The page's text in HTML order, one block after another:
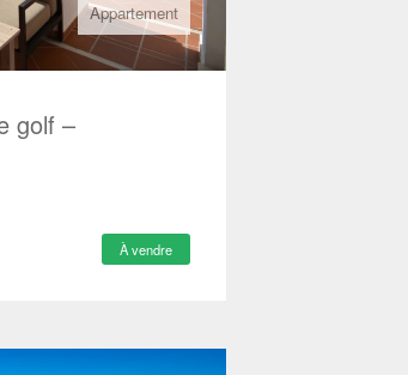
Appartement
golf –
À vendre